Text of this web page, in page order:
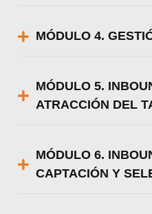
MÓDULO 4.
MÓDULO 5.
ATRACCIÓN DEL
MÓDULO 6.
CAPTACIÓN Y